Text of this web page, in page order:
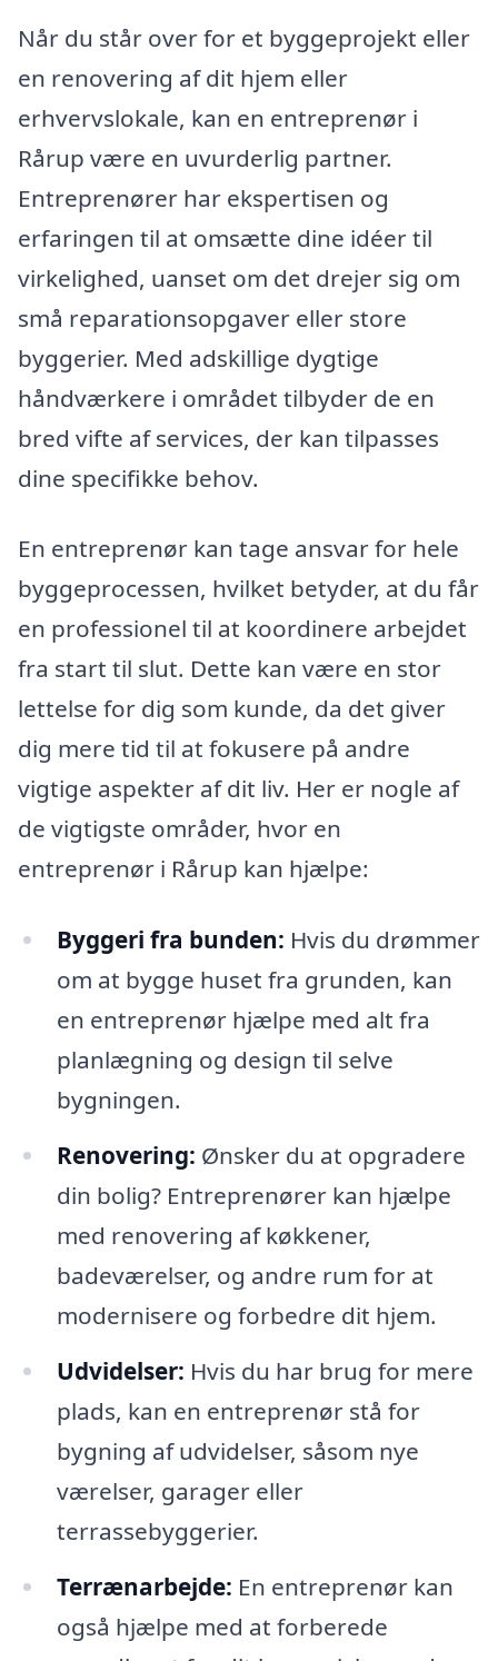
Når du står over for et byggeprojekt eller
en renovering af dit hjem eller
erhvervslokale, kan en entreprenør i
Rårup være en uvurderlig partner.
Entreprenører har ekspertisen og
erfaringen til at omsætte dine idéer til
virkelighed, uanset om det drejer sig om
små reparationsopgaver eller store
byggerier. Med adskillige dygtige
håndværkere i området tilbyder de en
bred vifte af services, der kan tilpasses
dine specifikke behov.
En entreprenør kan tage ansvar for hele
byggeprocessen, hvilket betyder, at du får
en professionel til at koordinere arbejdet
fra start til slut. Dette kan være en stor
lettelse for dig som kunde, da det giver
dig mere tid til at fokusere på andre
vigtige aspekter af dit liv. Her er nogle af
de vigtigste områder, hvor en
entreprenør i Rårup kan hjælpe:
Byggeri fra bunden: Hvis du drømmer
om at bygge huset fra grunden, kan
en entreprenør hjælpe med alt fra
planlægning og design til selve
bygningen.
Renovering: Ønsker du at opgradere
din bolig? Entreprenører kan hjælpe
med renovering af køkkener,
badeværelser, og andre rum for at
modernisere og forbedre dit hjem.
Udvidelser: Hvis du har brug for mere
plads, kan en entreprenør stå for
bygning af udvidelser, såsom nye
værelser, garager eller
terrassebyggerier.
Terrænarbejde: En entreprenør kan
også hjælpe med at forberede